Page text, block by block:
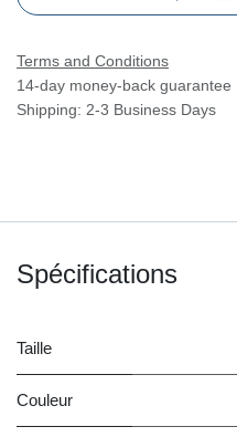
Terms and Conditions
14-day money-back
Shipping: 2-3 Business Days
Spécifications
Taille
Couleur